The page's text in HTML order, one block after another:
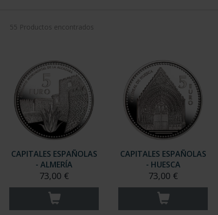
55 Productos encontrados
CAPITALES ESPAÑOLAS
- ALMERÍA
73,00 €
CAPITALES ESPAÑOLAS
- HUESCA
73,00 €